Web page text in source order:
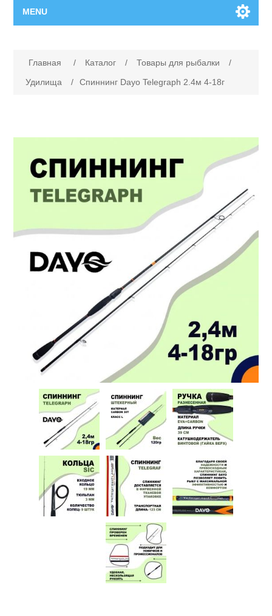
MENU
Каталог
Товары для рыбалки
Аксессуары для лодок
Спасательные средства
Поиск
Главная / Каталог / Товары для рыбалки
/
Удилища
/ Спиннинг Dayo Telegraph 2.4м 4-18г